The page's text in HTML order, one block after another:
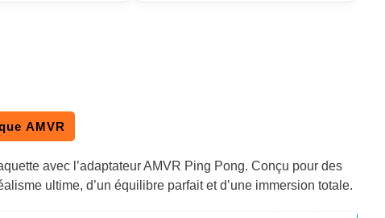
AMVR
avec l’adaptateur AMVR Ping Pong. Conçu pour des
ultime, d’un équilibre parfait et d’une immersion totale.